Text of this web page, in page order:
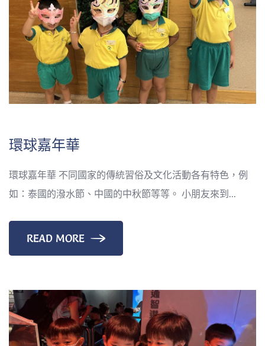
環球嘉年華
環球嘉年華 不同國家的傳統習俗及文化活動各有特色，例
如：泰國的潑水節、中國的中秋節等等。 小朋友來到...
READ MORE